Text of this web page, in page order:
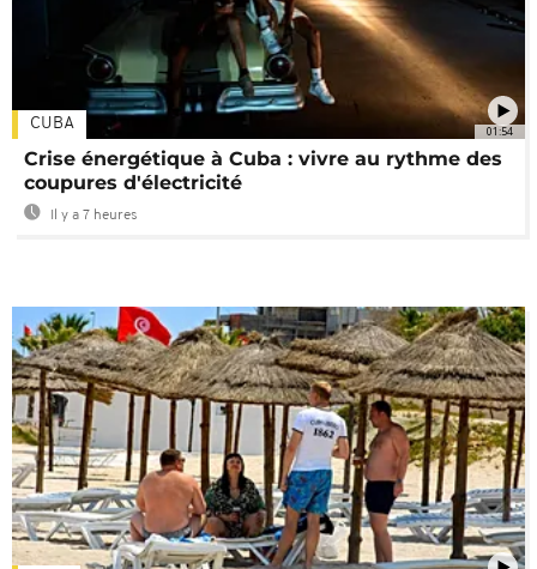
01:54
CUBA
Crise énergétique à Cuba : vivre au rythme des
coupures d'électricité
Il y a 7 heures